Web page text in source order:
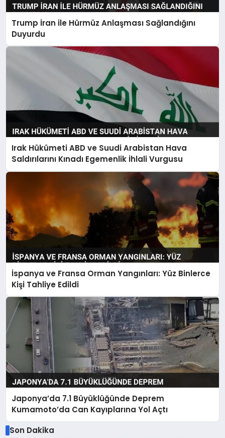
Trump İran ile Hürmüz Anlaşması Sağlandığını
Duyurdu
Irak Hükümeti ABD ve Suudi Arabistan Hava
Saldırılarını Kınadı Egemenlik İhlali Vurgusu
İspanya ve Fransa Orman Yangınları: Yüz Binlerce
Kişi Tahliye Edildi
Japonya’da 7.1 Büyüklüğünde Deprem
Kumamoto’da Can Kayıplarına Yol Açtı
Son Dakika